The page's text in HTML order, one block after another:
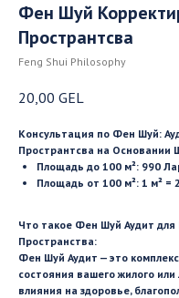
Фен Шуй
Пространтсва
Feng Shui Philosophy
20,00 GEL
Консультация по Фен Шуй:
Пространтсва на Основании
Площадь до 100 м²: 990
Площадь от 100 м²: 1 м² =
Что такое Фен Шуй Аудит для
Пространства:
Фен Шуй Аудит — это
состояния вашего жилого
влияния на здоровье,